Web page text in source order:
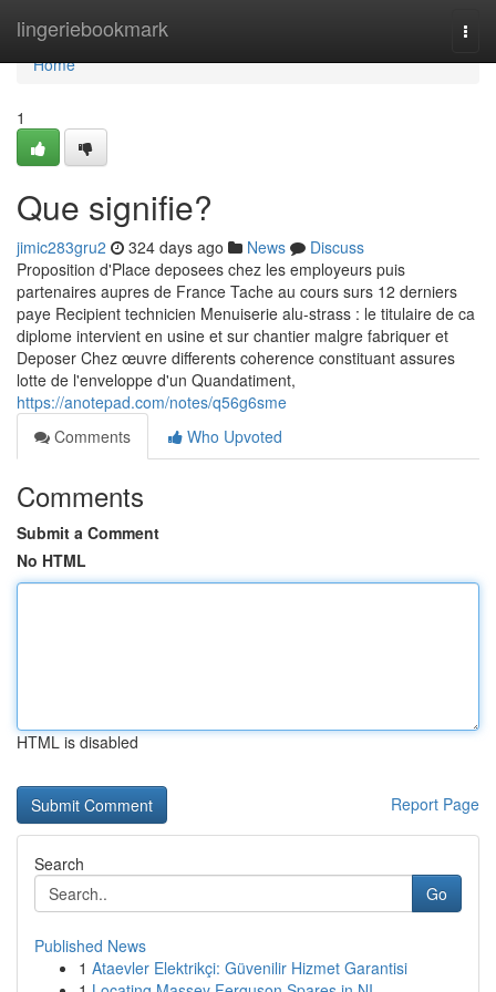
lingeriebookmark
Home
Home
1
Que signifie?
jimic283gru2 324 days ago News
Discuss
Proposition d'Place deposees chez les employeurs puis
partenaires aupres de France Tache au cours surs 12 derniers
paye Recipient technicien Menuiserie alu-strass : le titulaire de ca
diplome intervient en usine et sur chantier malgre fabriquer et
Deposer Chez œuvre differents coherence constituant assures
lotte de l'enveloppe d'un Quandatiment,
https://anotepad.com/notes/q56g6sme
Comments
Who Upvoted
Comments
Submit a Comment
No HTML
HTML is disabled
Report Page
Search
Go
Published News
1 Ataevler Elektrikçi: Güvenilir Hizmet Garantisi